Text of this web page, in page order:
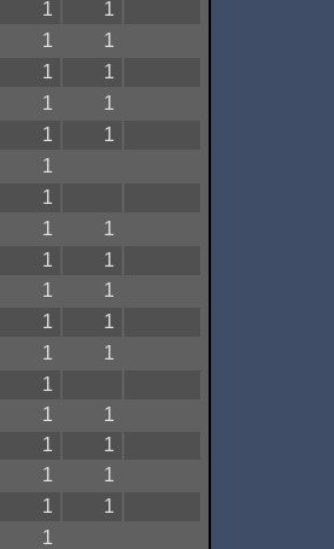
1
1
1
1
1
1
1
1
1
1
1
1
1
1
1
1
1
1
1
1
1
1
1
1
1
1
1
1
1
1
1
1